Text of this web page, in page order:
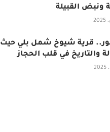
ونبض القبيلة
قرية شيوخ شمل بلي حيث
والتاريخ في قلب الحجاز